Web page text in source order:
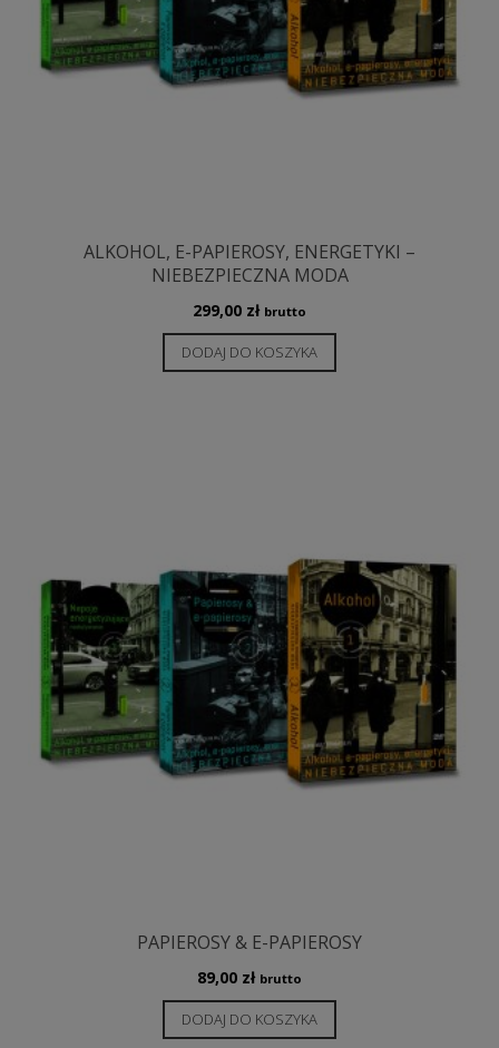
ALKOHOL, E-PAPIEROSY, ENERGETYKI –
NIEBEZPIECZNA MODA
299,00 zł brutto
DODAJ DO KOSZYKA
PAPIEROSY & E-PAPIEROSY
89,00 zł brutto
DODAJ DO KOSZYKA